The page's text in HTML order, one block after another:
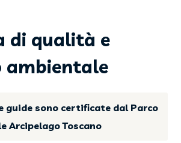
di qualità e
ambientale
guide sono certificate dal Parco
Arcipelago Toscano